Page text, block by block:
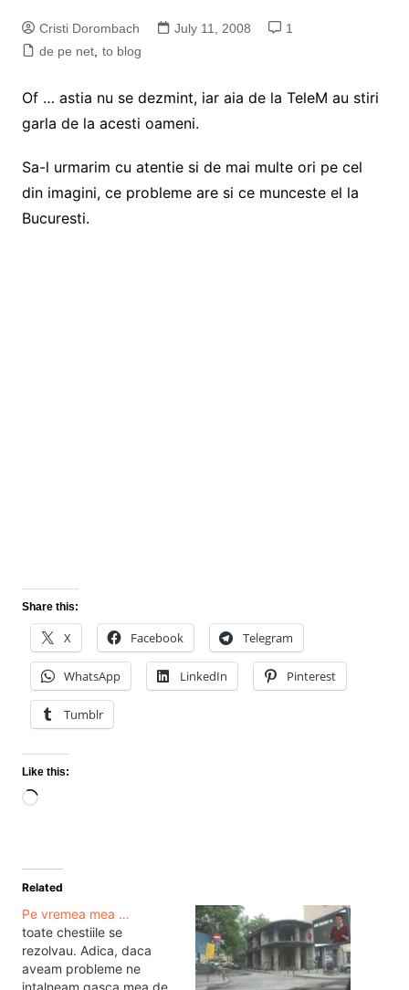
Cristi Dorombach July 11, 2008
1
de pe net, to blog
Of … astia nu se dezmint, iar aia de la TeleM au stiri
garla de la acesti oameni.
Sa-l urmarim cu atentie si de mai multe ori pe cel
din imagini, ce probleme are si ce munceste el la
Bucuresti.
Share this:
X Facebook Telegram
WhatsApp LinkedIn Pinterest
Tumblr
Like this:
Loading…
Related
Pe vremea mea …
toate chestiile se
rezolvau. Adica, daca
aveam probleme ne
intalneam gasca mea de